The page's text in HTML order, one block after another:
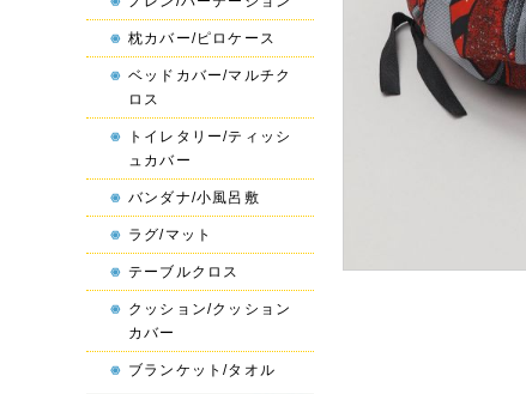
枕カバー/ピロケース
ベッドカバー/マルチク
ロス
トイレタリー/ティッシ
ュカバー
バンダナ/小風呂敷
ラグ/マット
テーブルクロス
クッション/クッション
カバー
ブランケット/タオル